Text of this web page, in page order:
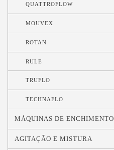
QUATTROFLOW
MOUVEX
ROTAN
RULE
TRUFLO
TECHNAFLO
MÁQUINAS DE ENCHIMENTO
AGITAÇÃO E MISTURA